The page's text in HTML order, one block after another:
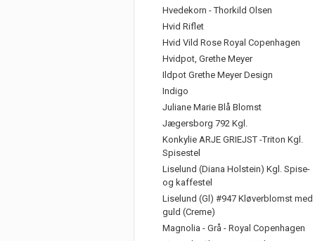
Hvedekorn - Thorkild Olsen
Hvid Riflet
Hvid Vild Rose Royal Copenhagen
Hvidpot, Grethe Meyer
Ildpot Grethe Meyer Design
Indigo
Juliane Marie Blå Blomst
Jægersborg 792 Kgl.
Konkylie ARJE GRIEJST -Triton Kgl.
Spisestel
Liselund (Diana Holstein) Kgl. Spise-
og kaffestel
Liselund (Gl) #947 Kløverblomst med
guld (Creme)
Magnolia - Grå - Royal Copenhagen